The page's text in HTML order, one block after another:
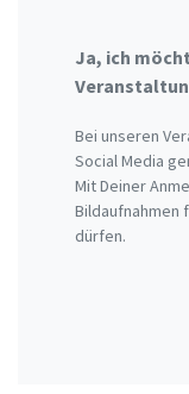
Ja, ich
Bei unseren
Social Media
Mit Deiner
Bildaufnahmen
dürfen.